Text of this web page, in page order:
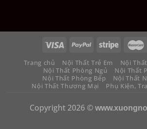
Trang chủ Nội Thất Trẻ Em
Nội
Nội Thất Phòng Ngủ
Nội Thất
Nội Thất Phòng Bếp
Nội Thất
Nội Thất Thương Mại
Phụ Kiện,
Copyright 2026 ©